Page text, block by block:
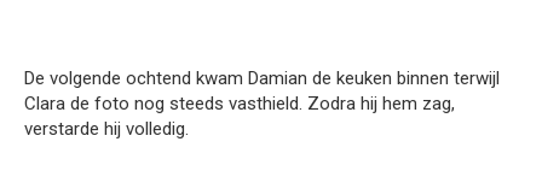
De volgende ochtend kwam Damian de keuken binnen terwijl
Clara de foto nog steeds vasthield. Zodra hij hem zag,
verstarde hij volledig.